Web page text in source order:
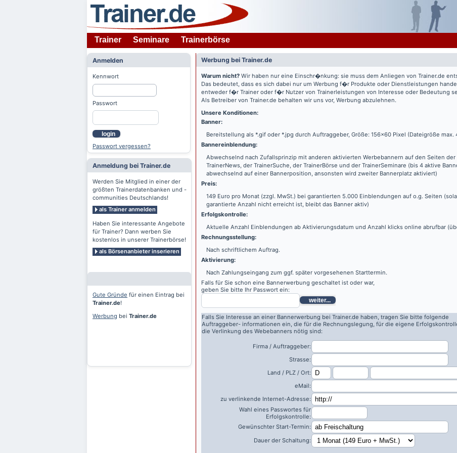
Trainer Seminare Trainerbörse
Anmelden
Kennwort
Passwort
login
Passwort vergessen?
Anmeldung bei Trainer.de
Werden Sie Mitglied in einer der
größten Trainerdatenbanken und -
communities Deutschlands!
als Trainer anmelden
Haben Sie interessante Angebote
für Trainer? Dann werben Sie
kostenlos in unserer Trainerbörse!
als Börsenanbieter inserieren
Gute Gründe für einen Eintrag bei
Trainer.de!
Werbung bei Trainer.de
Werbung bei Trainer.de
Warum nicht? Wir haben nur eine Einschr�nkung: sie muss dem Anliegen von Trainer.de
Das bedeutet, dass es sich dabei nur um Werbung f�r Produkte oder Dienstleistungen
entweder f�r Trainer oder f�r Nutzer von Trainerleistungen von Interesse oder Bedeutung
Als Betreiber von Trainer.de behalten wir uns vor, Werbung abzulehnen.
Unsere Konditionen:
Banner:
Bereitstellung als *.gif oder *.jpg durch Auftraggeber, Größe: 156x60 Pixel (Dateigröße max.
Bannereinblendung:
Abwechselnd nach Zufallsprinzip mit anderen aktivierten Werbebannern auf den Seiten der
TrainerNews, der TrainerSuche, der TrainerBörse und der TrainerSeminare (bis 4 aktive
abwechselnd auf einer Bannerposition, ansonsten wird zweiter Bannerplatz aktiviert)
Preis:
149 Euro pro Monat (zzgl. MwSt.) bei garantierten 5.000 Einblendungen auf o.g. Seiten
garantierte Anzahl nicht erreicht ist, bleibt das Banner aktiv)
Erfolgskontrolle:
Aktuelle Anzahl Einblendungen ab Aktivierungsdatum und Anzahl klicks online abrufbar
Rechnungsstellung:
Nach schriftlichem Auftrag.
Aktivierung:
Nach Zahlungseingang zum ggf. später vorgesehenen Starttermin.
Falls für Sie schon eine Bannerwerbung geschaltet ist oder war,
geben Sie bitte Ihr Passwort ein:
weiter...
Falls Sie Interesse an einer Bannerwerbung bei Trainer.de haben, tragen Sie bitte folgende
Auftraggeber- informationen ein, die für die Rechnungslegung, für die eigene
die Verlinkung des Webebanners nötig sind:
Firma / Auftraggeber:
Strasse:
Land / PLZ / Ort:
eMail:
zu verlinkende Internet-Adresse:
Wahl eines Passwortes für
Erfolgskontrolle:
Gewünschter Start-Termin:
Dauer der Schaltung: